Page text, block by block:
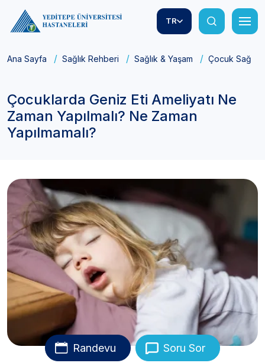
TR
Ana Sayfa Sağlık Rehberi Sağlık & Yaşam Çocuk Sağlığı
Çocuklarda Geniz Eti Ameliyatı Ne
Zaman Yapılmalı? Ne Zaman
Yapılmamalı?
Randevu Soru Sor